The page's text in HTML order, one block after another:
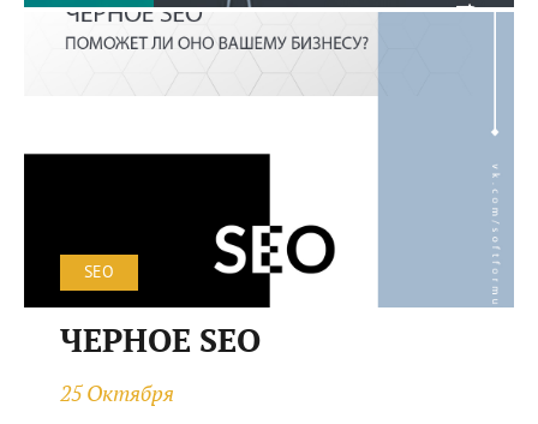
SEO
ЧЕРНОЕ SEO
25 Октября